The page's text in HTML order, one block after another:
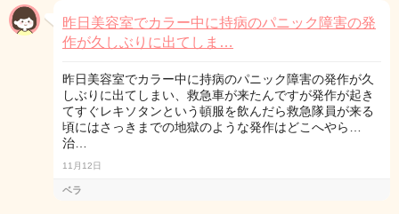
昨日美容室でカラー中に持病のパニック障害の発
作が久しぶりに出てしま…
昨日美容室でカラー中に持病のパニック障害の発作が久
しぶりに出てしまい、救急車が来たんですが発作が起き
てすぐレキソタンという頓服を飲んだら救急隊員が来る
頃にはさっきまでの地獄のような発作はどこへやら…
治…
11月12日
ベラ